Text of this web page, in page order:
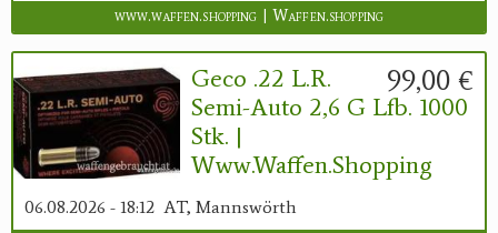
www.waffen.shopping | Waffen.shopping
99,00 €
Geco .22 L.r.
Semi-Auto 2,6 G Lfb. 1000
Stk. |
Www.waffen.shopping
06.08.2026 - 18:12 AT, Mannswörth